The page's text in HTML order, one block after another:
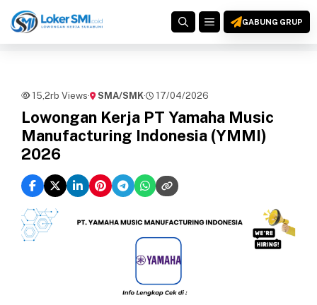
ke
MENUGABUNG GRUP
15,2rb Views· SMA/SMK· 17/04/2026
Lowongan Kerja PT Yamaha Music
Manufacturing Indonesia (YMMI)
2026